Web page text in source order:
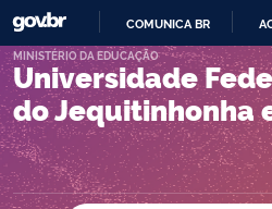
IR
PARA
O
COMUNICA BR
Universidade
do Jequitinhonha
MINISTÉRIO DA EDUCAÇÃO